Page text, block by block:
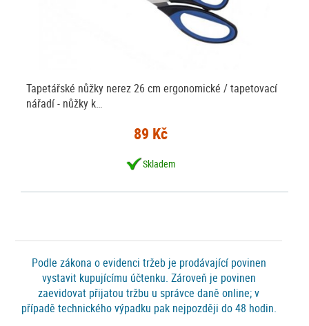
Tapetářské nůžky nerez 26 cm ergonomické / tapetovací
nářadí - nůžky k…
89 Kč
Skladem
Podle zákona o evidenci tržeb je prodávající povinen
vystavit kupujícímu účtenku. Zároveň je povinen
zaevidovat přijatou tržbu u správce daně online; v
případě technického výpadku pak nejpozději do 48 hodin.